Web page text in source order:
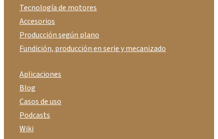
Tecnología de motores
Accesorios
Producción según plano
Fundición, producción en serie y mecanizado
Aplicaciones
Blog
Casos de uso
Podcasts
Wiki